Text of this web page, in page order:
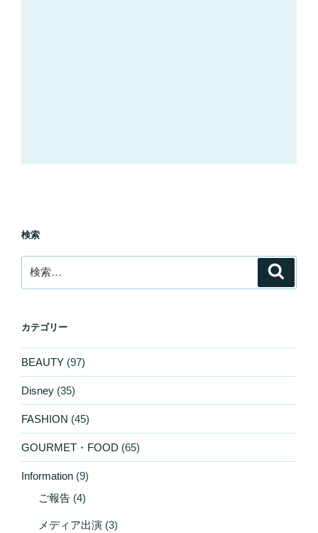
検索
索:
カテゴリー
BEAUTY (97)
Disney (35)
FASHION (45)
GOURMET・FOOD (65)
Information (9)
ご報告 (4)
メディア出演 (3)